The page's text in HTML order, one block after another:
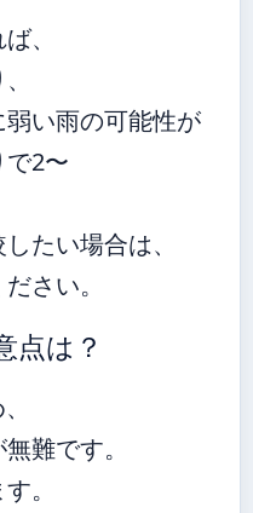
、
い雨の可能性が
2〜
たい場合は、
さい。
点は？
難です。
。